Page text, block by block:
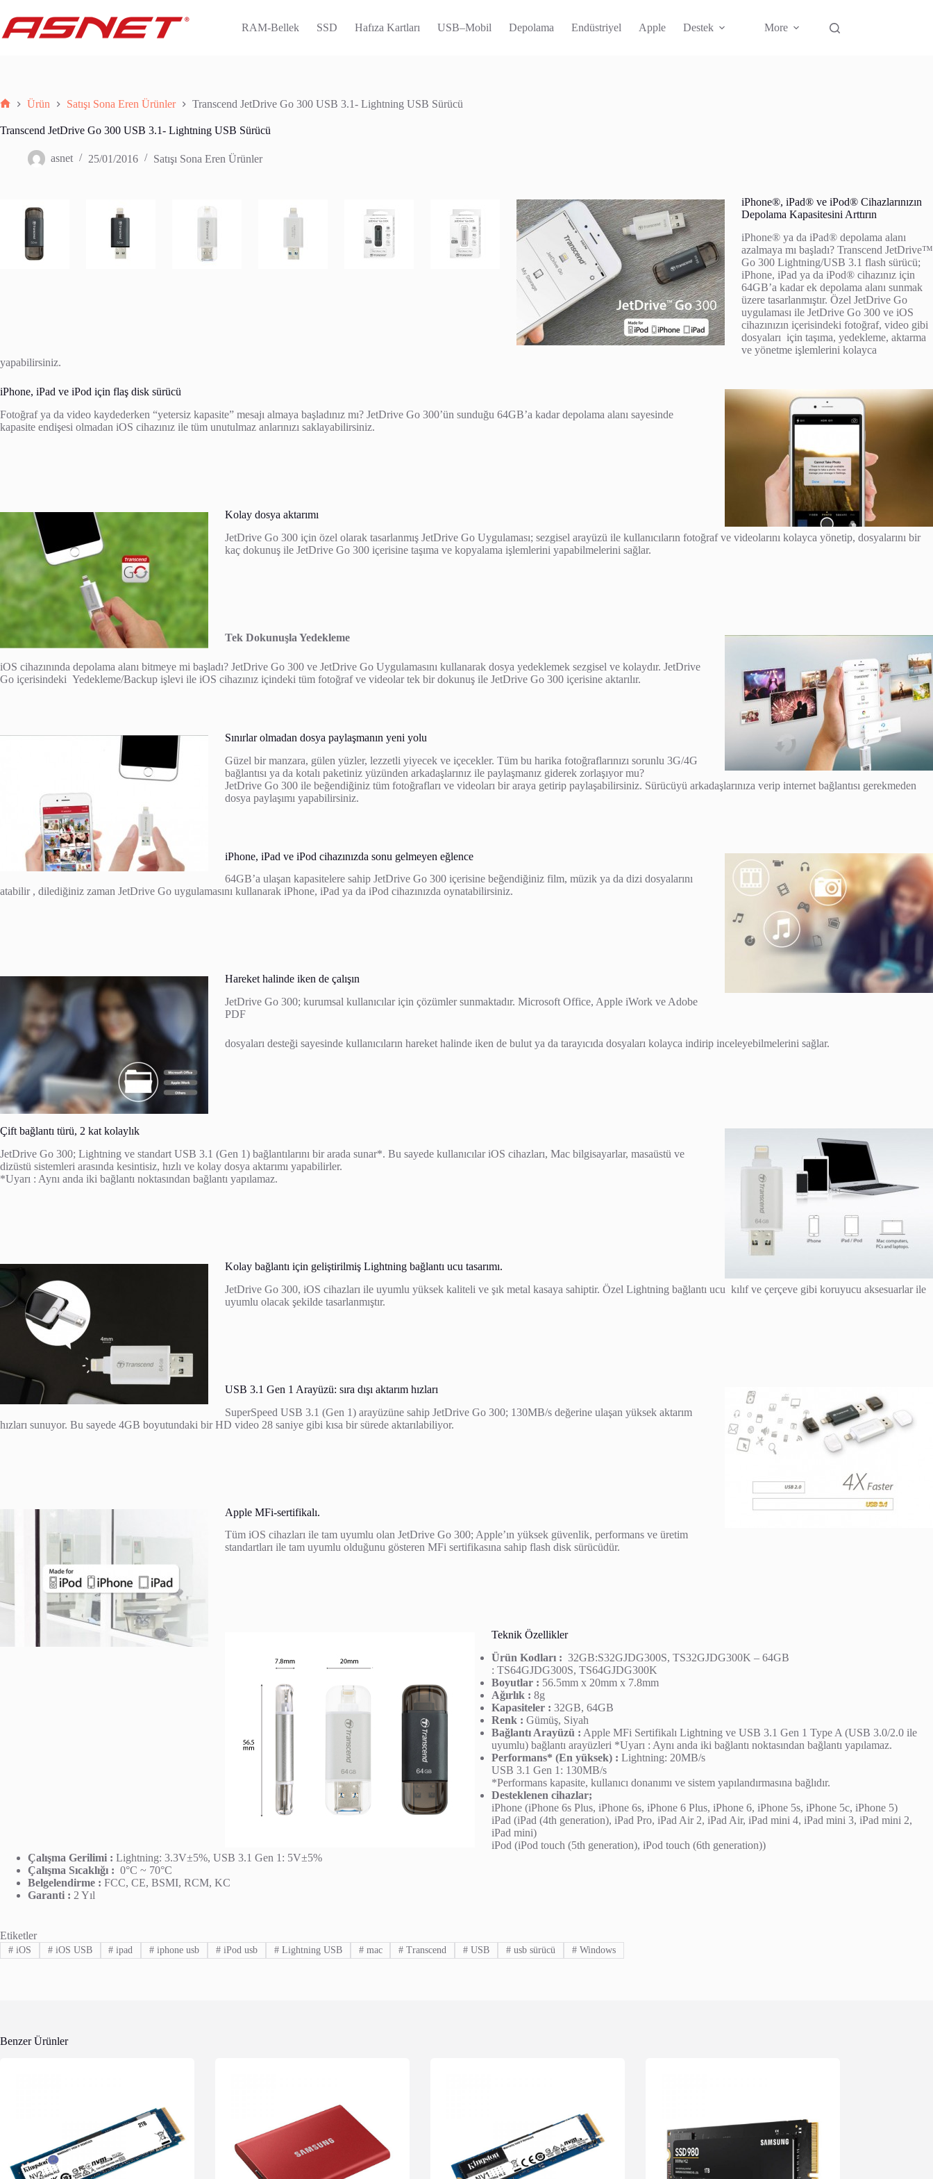
content
RAM-Bellek SSD Hafıza Kartları USB–Mobil Depolama Endüstriyel Apple Destek More
Ürün Satışı Sona Eren Ürünler Transcend JetDrive Go 300 USB 3.1- Lightning USB Sürücü
Transcend JetDrive Go 300 USB 3.1- Lightning USB Sürücü
asnet 25/01/2016 Satışı Sona Eren Ürünler
iPhone®, iPad® ve iPod® Cihazlarınızın
Depolama Kapasitesini Arttırın
iPhone® ya da iPad® depolama alanı
azalmaya mı başladı? Transcend JetDrive™
Go 300 Lightning/USB 3.1 flash sürücü;
iPhone, iPad ya da iPod® cihazınız için
64GB’a kadar ek depolama alanı sunmak
üzere tasarlanmıştır. Özel JetDrive Go
uygulaması ile JetDrive Go 300 ve iOS
cihazınızın içerisindeki fotoğraf, video gibi
dosyaları için taşıma, yedekleme, aktarma
ve yönetme işlemlerini kolayca
yapabilirsiniz.
iPhone, iPad ve iPod için flaş disk sürücü
Fotoğraf ya da video kaydederken “yetersiz kapasite” mesajı almaya başladınız mı? JetDrive Go 300’ün sunduğu 64GB’a kadar depolama alanı sayesinde
kapasite endişesi olmadan iOS cihazınız ile tüm unutulmaz anlarınızı saklayabilirsiniz.
Kolay dosya aktarımı
JetDrive Go 300 için özel olarak tasarlanmış JetDrive Go Uygulaması; sezgisel arayüzü ile kullanıcıların fotoğraf ve videolarını kolayca yönetip, dosyalarını bir
kaç dokunuş ile JetDrive Go 300 içerisine taşıma ve kopyalama işlemlerini yapabilmelerini sağlar.
Tek Dokunuşla Yedekleme
iOS cihazınında depolama alanı bitmeye mi başladı? JetDrive Go 300 ve JetDrive Go Uygulamasını kullanarak dosya yedeklemek sezgisel ve kolaydır. JetDrive
Go içerisindeki Yedekleme/Backup işlevi ile iOS cihazınız içindeki tüm fotoğraf ve videolar tek bir dokunuş ile JetDrive Go 300 içerisine aktarılır.
Sınırlar olmadan dosya paylaşmanın yeni yolu
Güzel bir manzara, gülen yüzler, lezzetli yiyecek ve içecekler. Tüm bu harika fotoğraflarınızı sorunlu 3G/4G
bağlantısı ya da kotalı paketiniz yüzünden arkadaşlarınız ile paylaşmanız giderek zorlaşıyor mu?
JetDrive Go 300 ile beğendiğiniz tüm fotoğrafları ve videoları bir araya getirip paylaşabilirsiniz. Sürücüyü arkadaşlarınıza verip internet bağlantısı gerekmeden
dosya paylaşımı yapabilirsiniz.
iPhone, iPad ve iPod cihazınızda sonu gelmeyen eğlence
64GB’a ulaşan kapasitelere sahip JetDrive Go 300 içerisine beğendiğiniz film, müzik ya da dizi dosyalarını
atabilir , dilediğiniz zaman JetDrive Go uygulamasını kullanarak iPhone, iPad ya da iPod cihazınızda oynatabilirsiniz.
Hareket halinde iken de çalışın
JetDrive Go 300; kurumsal kullanıcılar için çözümler sunmaktadır. Microsoft Office, Apple iWork ve Adobe
PDF
dosyaları desteği sayesinde kullanıcıların hareket halinde iken de bulut ya da tarayıcıda dosyaları kolayca indirip inceleyebilmelerini sağlar.
Çift bağlantı türü, 2 kat kolaylık
JetDrive Go 300; Lightning ve standart USB 3.1 (Gen 1) bağlantılarını bir arada sunar*. Bu sayede kullanıcılar iOS cihazları, Mac bilgisayarlar, masaüstü ve
dizüstü sistemleri arasında kesintisiz, hızlı ve kolay dosya aktarımı yapabilirler.
*Uyarı : Aynı anda iki bağlantı noktasından bağlantı yapılamaz.
Kolay bağlantı için geliştirilmiş Lightning bağlantı ucu tasarımı.
JetDrive Go 300, iOS cihazları ile uyumlu yüksek kaliteli ve şık metal kasaya sahiptir. Özel Lightning bağlantı ucu kılıf ve çerçeve gibi koruyucu aksesuarlar ile
uyumlu olacak şekilde tasarlanmıştır.
USB 3.1 Gen 1 Arayüzü: sıra dışı aktarım hızları
SuperSpeed USB 3.1 (Gen 1) arayüzüne sahip JetDrive Go 300; 130MB/s değerine ulaşan yüksek aktarım
hızları sunuyor. Bu sayede 4GB boyutundaki bir HD video 28 saniye gibi kısa bir sürede aktarılabiliyor.
Apple MFi-sertifikalı.
Tüm iOS cihazları ile tam uyumlu olan JetDrive Go 300; Apple’ın yüksek güvenlik, performans ve üretim
standartları ile tam uyumlu olduğunu gösteren MFi sertifikasına sahip flash disk sürücüdür.
Teknik Özellikler
Ürün Kodları : 32GB:S32GJDG300S, TS32GJDG300K – 64GB
: TS64GJDG300S, TS64GJDG300K
Boyutlar : 56.5mm x 20mm x 7.8mm
Ağırlık : 8g
Kapasiteler : 32GB, 64GB
Renk : Gümüş, Siyah
Bağlantı Arayüzü : Apple MFi Sertifikalı Lightning ve USB 3.1 Gen 1 Type A (USB 3.0/2.0 ile
uyumlu) bağlantı arayüzleri *Uyarı : Aynı anda iki bağlantı noktasından bağlantı yapılamaz.
Performans* (En yüksek) : Lightning: 20MB/s
USB 3.1 Gen 1: 130MB/s
*Performans kapasite, kullanıcı donanımı ve sistem yapılandırmasına bağlıdır.
Desteklenen cihazlar;
iPhone (iPhone 6s Plus, iPhone 6s, iPhone 6 Plus, iPhone 6, iPhone 5s, iPhone 5c, iPhone 5)
iPad (iPad (4th generation), iPad Pro, iPad Air 2, iPad Air, iPad mini 4, iPad mini 3, iPad mini 2,
iPad mini)
iPod (iPod touch (5th generation), iPod touch (6th generation))
Çalışma Gerilimi : Lightning: 3.3V±5%, USB 3.1 Gen 1: 5V±5%
Çalışma Sıcaklığı : 0°C ~ 70°C
Belgelendirme : FCC, CE, BSMI, RCM, KC
Garanti : 2 Yıl
Etiketler
#iOS #iOS USB # ipad # iphone usb # iPod usb #Lightning USB #mac # Transcend # USB #usb sürücü #Windows
Benzer Ürünler